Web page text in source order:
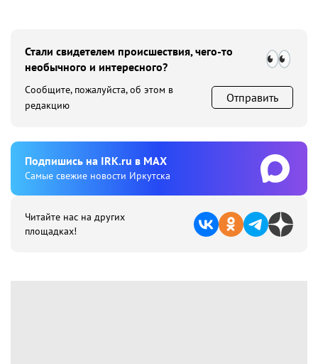
Стали свидетелем происшествия, чего-то
необычного и интересного?
Сообщите, пожалуйста, об этом в
редакцию
Отправить
Подпишиcь на IRK.ru в MAX
Cамые свежие новости Иркутска
Читайте нас на других
площадках!